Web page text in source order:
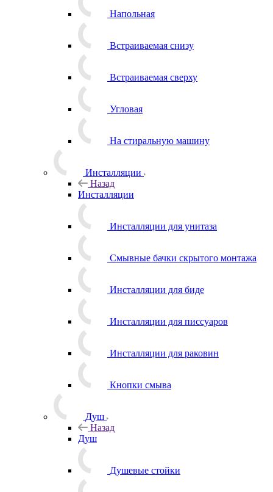
Напольная
Встраиваемая снизу
Встраиваемая сверху
Угловая
На стиральную машину
Инсталляции
Назад
Инсталляции
Инсталляции для унитаза
Смывные бачки скрытого монтажа
Инсталляции для биде
Инсталляции для писсуаров
Инсталляции для раковин
Кнопки смыва
Душ
Назад
Душ
Душевые стойки